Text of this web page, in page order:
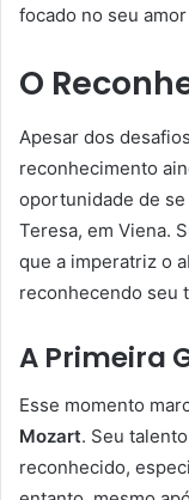
focado no seu
O
Apesar dos
reconhecimento
oportunidade de
Teresa, em Viena.
que a imperatriz o
reconhecendo seu
A Primeira
Esse momento
Mozart. Seu
reconhecido,